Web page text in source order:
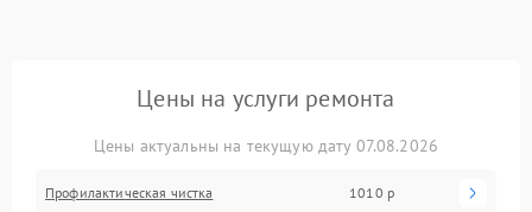
Цены на услуги ремонта
Цены актуальны на текущую дату 07.08.2026
Профилактическая чистка 1010 р